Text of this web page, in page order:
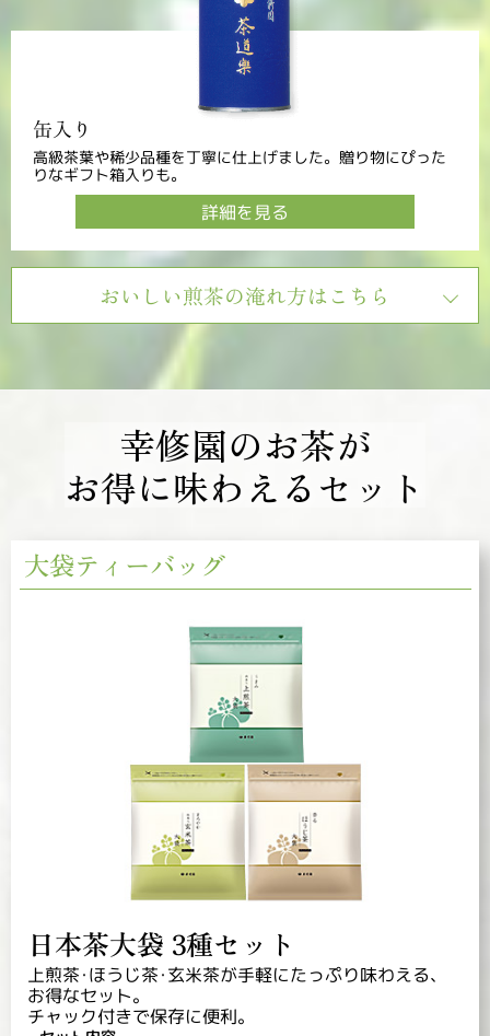
缶入り
高級茶葉や稀少品種を丁寧に仕上げました。贈り物にぴった
りなギフト箱入りも。
詳細を見る
おいしい煎茶の淹れ方はこちら
幸修園のお茶が
お得に味わえるセット
大袋ティーバッグ
日本茶大袋 3種セット
上煎茶･ほうじ茶･玄米茶が手軽にたっぷり味わえる、
お得なセット。
チャック付きで保存に便利。